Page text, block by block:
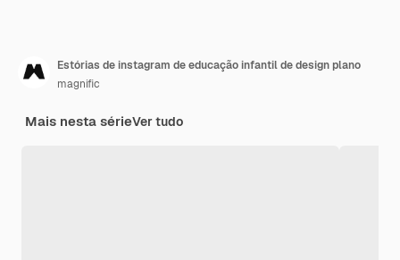
Estórias de instagram de educação infantil de design plano
magnific
Mais nesta sérieVer tudo